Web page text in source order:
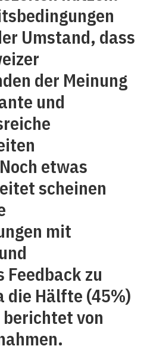
Umstand, dass
der Meinung
und
etwas
scheinen
mit
Feedback zu
die Hälfte (45%)
von